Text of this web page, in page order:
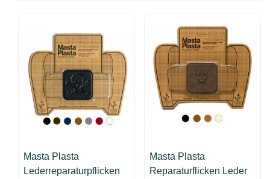
Masta Plasta
Lederreparaturpflicken
Masta Plasta
Reparaturflicken Leder